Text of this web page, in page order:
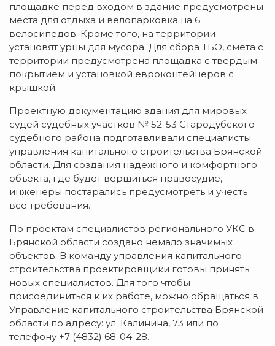
площадке перед входом в здание предусмотрены
места для отдыха и велопарковка на 6
велосипедов. Кроме того, на территории
установят урны для мусора. Для сбора ТБО, смета с
территории предусмотрена площадка с твердым
покрытием и установкой евроконтейнеров с
крышкой.
Проектную документацию здания для мировых
судей судебных участков № 52-53 Стародубского
судебного района подготавливали специалисты
управления капитального строительства Брянской
области. Для создания надежного и комфортного
объекта, где будет вершиться правосудие,
инженеры постарались предусмотреть и учесть
все требования.
По проектам специалистов регионального УКС в
Брянской области создано немало значимых
объектов. В команду управления капитального
строительства проектировщики готовы принять
новых специалистов. Для того чтобы
присоединиться к их работе, можно обращаться в
Управление капитального строительства Брянской
области по адресу: ул. Калинина, 73 или по
телефону +7 (4832) 68-04-28.